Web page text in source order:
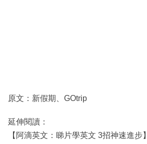
原文：新假期、GOtrip
延伸閱讀：
【阿滴英文：睇片學英文 3招神速進步】